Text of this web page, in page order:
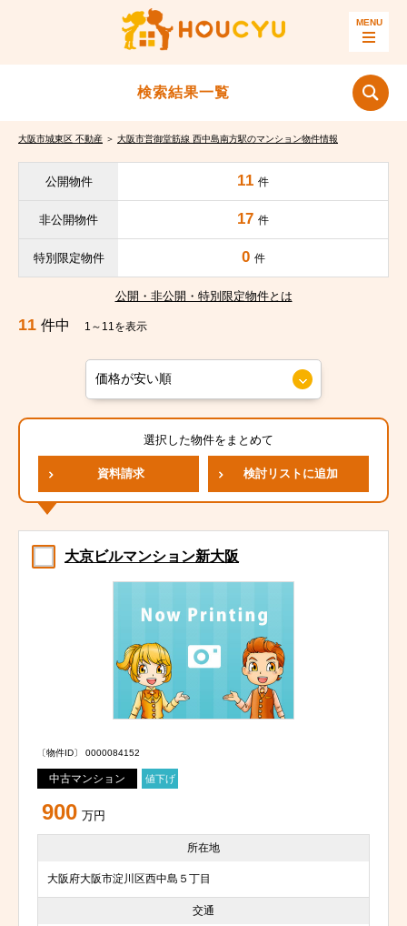
検索結果一覧
大阪市城東区 不動産 ＞ 大阪市営御堂筋線 西中島南方駅のマンション物件情報
公開物件 11 件
非公開物件 17 件
特別限定物件 0 件
公開・非公開・特別限定物件とは
11 件中 1～11を表示
選択した物件をまとめて
資料請求 検討リストに追加
大京ビルマンション新大阪
〔物件ID〕 0000084152
中古マンション 値下げ
900 万円
所在地
大阪府大阪市淀川区西中島５丁目
交通